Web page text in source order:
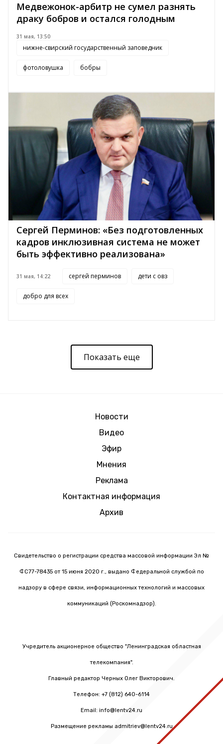
Медвежонок-арбитр не сумел разнять
драку бобров и остался голодным
31 мая, 13:50
нижне-свирский государственный заповедник
фотоловушка бобры
Сергей Перминов: «Без подготовленных
кадров инклюзивная система не может
быть эффективно реализована»
31 мая, 14:22 сергей перминов дети с овз
добро для всех
Показать еще
Новости
Видео
Эфир
Мнения
Реклама
Контактная информация
Архив
Свидетельство о регистрации средства массовой информации Эл №
ФС77-78435 от 15 июня 2020 г., выдано Федеральной службой по
надзору в сфере связи, информационных технологий и массовых
коммуникаций (Роскомнадзор).
Учредитель акционерное общество "Ленинградская областная
телекомпания".
Главный редактор Черных Олег Викторович.
Телефон: +7 (812) 640-6114
Email: info@lentv24.ru
Размещение рекламы admitriev@lentv24.ru